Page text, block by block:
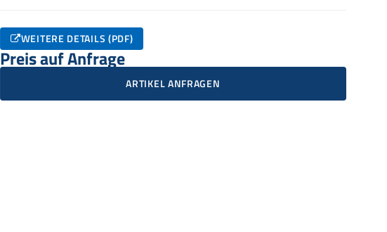
WEITERE DETAILS (PDF)
Preis auf Anfrage
ARTIKEL ANFRAGEN